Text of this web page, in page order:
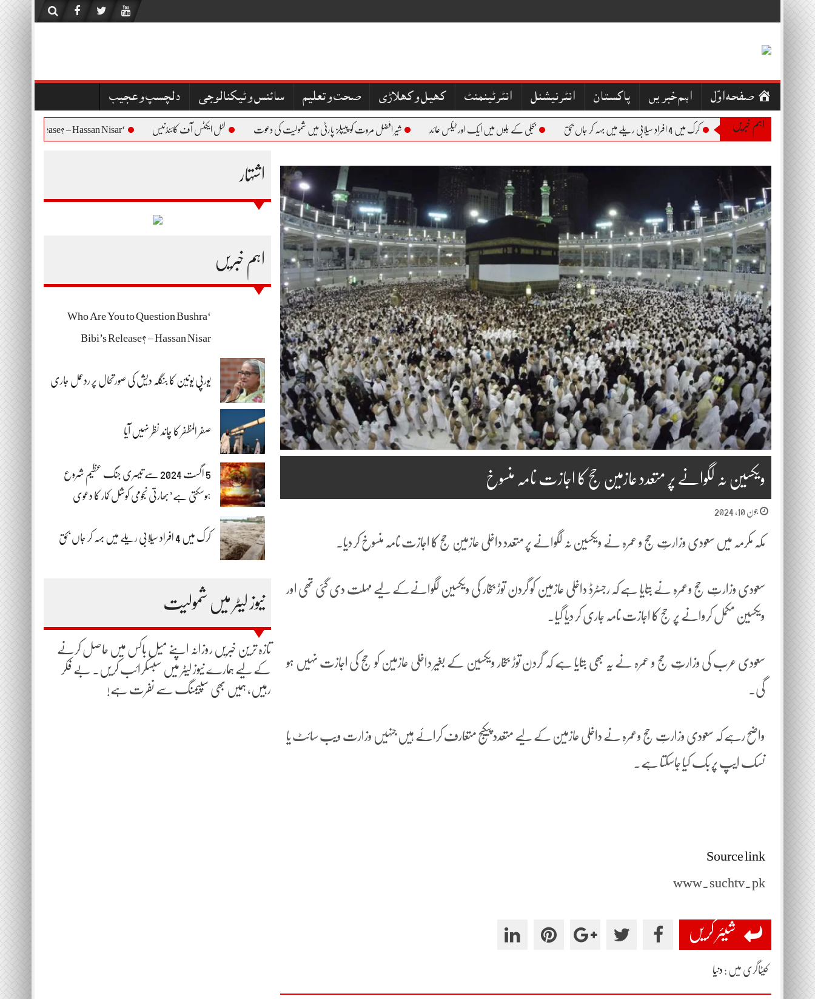
content
صفحہ اوّل اہم خبریں پاکستان انٹرنیشنل کھیل و کھلاڑی صحت و تعلیم سائنس و ٹیکنالوجی دلچسپ و عجیب
اہم خبریں کرک میں 4 افراد سیلابی ریلے میں بہہ کر جاں بحق بجلی کے بلوں میں ایک اور ٹیکس عائد شیر افضل مروت کو پیپلز پارٹی میں شمولیت کی دعوت لٹل ایکٹس آف کائنڈنیس
اشتہار
اہم خبریں
‘Who Are You to Question Bushra
Bibi’s Release? – Hassan Nisar
یورپی یونین کا بنگلہ دیش کی صورتحال پر ردعمل جاری
صفر المظفر کا چاند نظر نہیں آیا
5 اگست 2024 سے تیسری جنگ عظیم شروع
ہوسکتی ہے’بھارتی نجومی کوشل کمار کا دعوی
کرک میں 4 افراد سیلابی ریلے میں بہہ کر جاں بحق
نیوز لیٹر میں شمولیت
تازہ ترین خبریں روزانہ اپنے میل باکس میں حاصل کرنے
کے لیے ہمارے نیوز لیٹر میں سبسکرائب کریں۔ بے فکر
رہیں، ہمیں بھی سپیمنگ سے نفرت ہے!
ویکسین نہ لگوانے پر متعدد عازمین حج کا اجازت نامہ منسوخ
جون 10, 2024
مکہ مکرمہ میں سعودی وزارتِ حج و عمرہ نے ویکسین نہ لگوانے پر متعدد داخلی عازمینِ حج کا اجازت نامہ منسوخ کر دیا۔
سعودی وزارتِ حج وعمرہ نے بتایا ہے کہ رجسٹرڈ داخلی عازمین کو گردن توڑ بخار کی ویکسین لگوانےکے لیے مہلت دی گئی تھی اور
ویکسین مکمل کروانے پر حج کا اجازت نامہ جاری کر دیا گیا۔
سعودی عرب کی وزارتِ حج و عمرہ نے یہ بھی بتایا ہے کہ گردن توڑ بخار ویکسین کے بغیر داخلی عازمین کو حج کی اجازت نہیں ہو
گی۔
واضح رہے کہ سعودی وزارتِ حج وعمرہ نے داخلی عازمین کے لیے متعدد پیکیج متعارف کرائے ہیں جنہیں وزارت ویب سائٹ یا
نسک ایپ پر بک کیا جاسکتا ہے۔
Source link
www.suchtv.pk
شیئر کریں
کیٹاگری میں : دنیا